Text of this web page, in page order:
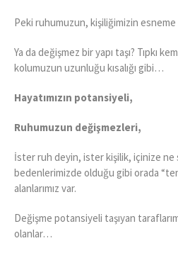
Peki ruhumuzun, kişiliğimizin esneme
Ya da değişmez bir yapı taşı? Tıpkı
kolumuzun uzunluğu kısalığı gibi…
Hayatımızın potansiyeli,
Ruhumuzun değişmezleri,
İster ruh deyin, ister kişilik, içinize ne
bedenlerimizde olduğu gibi orada
alanlarımız var.
Değişme potansiyeli taşıyan
olanlar…